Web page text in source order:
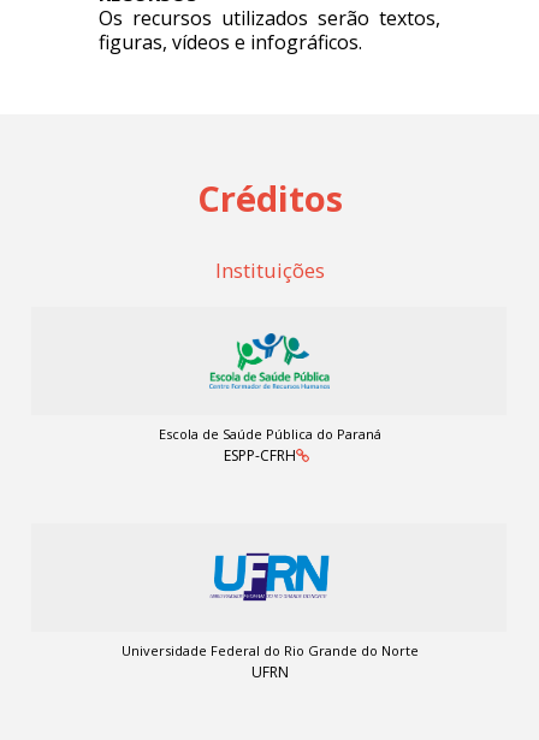
Os recursos utilizados serão textos,
figuras, vídeos e infográficos.
Créditos
Instituições
Escola de Saúde Pública do Paraná
ESPP-CFRH
Universidade Federal do Rio Grande do Norte
UFRN